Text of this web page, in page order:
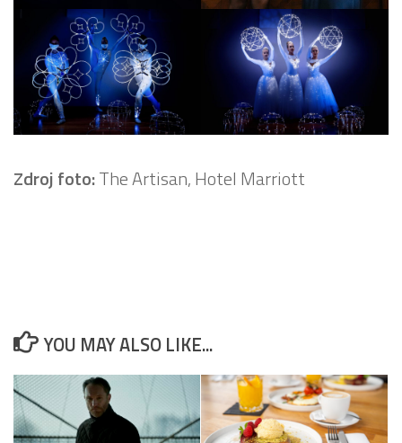
Zdroj foto:The Artisan, Hotel Marriott
YOU MAY ALSO LIKE...